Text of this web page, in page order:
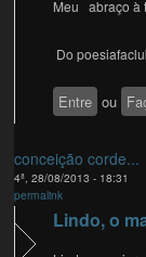
Meu abraço à
Do
Entre ou
conceição corde...
4ª, 28/08/2013 - 18:31
permalink
Lindo, o